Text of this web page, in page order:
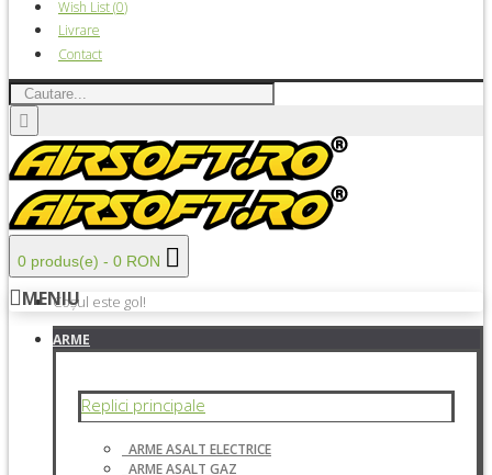
Wish List (0)
Livrare
Contact
0 produs(e) - 0 RON
Coșul este gol!
MENIU
ARME
Replici principale
ARME ASALT ELECTRICE
ARME ASALT GAZ